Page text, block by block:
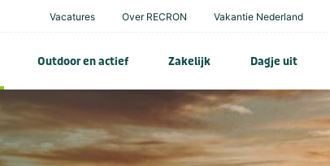
Vacatures Over RECRON Vakantie Nederland
Outdoor en actief Zakelijk Dagje uit